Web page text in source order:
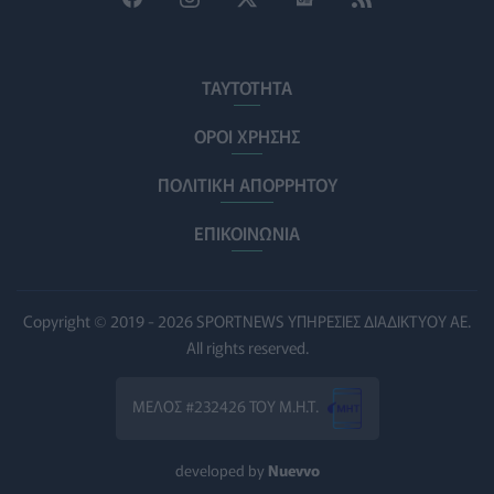
Ηλεκτρικά πατίνια: 3,5 φορές μεγαλύτερος ο κίνδυνος
07/08/2026 - 14:00
ΗΠΑ: Μεγάλη τράπεζα επενδύει 250 εκατ. δολάρια τον
χρόνο για φάρμακα GLP-1 στους εργαζομένους
07/08/2026 - 13:00
η Αττική – Τι πρέπει να προσέχουν οι παραθεριστές
07/08/2026 - 11:57
Γλοιοβλάστωμα: Νέο «παράθυρο» για πιο
07/08/2026 - 11:00
ΤΑΥΤΟΤΗΤΑ
ΟΡΟΙ ΧΡΗΣΗΣ
ΠΟΛΙΤΙΚΗ ΑΠΟΡΡΗΤΟΥ
ΕΠΙΚΟΙΝΩΝΙΑ
Copyright © 2019 - 2026 SPORTNEWS ΥΠΗΡΕΣΙΕΣ ΔΙΑΔΙΚΤΥΟΥ ΑΕ.
All rights reserved.
ΜΕΛΟΣ #232426 ΤΟΥ Μ.Η.Τ.
developed by Nuevvo